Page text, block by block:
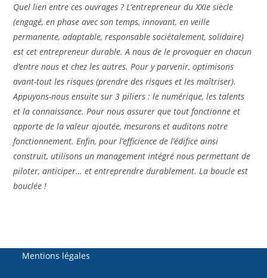
Quel lien entre ces ouvrages ? L’entrepreneur du XXIe siècle
(engagé, en phase avec son temps, innovant, en veille
permanente, adaptable, responsable sociétalement, solidaire)
est cet entrepreneur durable. A nous de le provoquer en chacun
d’entre nous et chez les autres. Pour y parvenir, optimisons
avant-tout les risques (prendre des risques et les maîtriser).
Appuyons-nous ensuite sur 3 piliers : le numérique, les talents
et la connaissance. Pour nous assurer que tout fonctionne et
apporte de la valeur ajoutée, mesurons et auditons notre
fonctionnement. Enfin, pour l’efficience de l’édifice ainsi
construit, utilisons un management intégré nous permettant de
piloter, anticiper… et entreprendre durablement. La boucle est
bouclée !
Mentions légales